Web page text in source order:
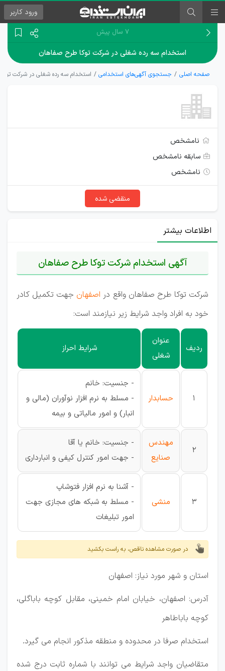
ورود کاربر
۷ سال پیش
استخدام سه رده شغلی در شرکت توکا طرح صفاهان
صفحه اصلی جستجوی آگهی‌های استخدامی استخدام سه رده شغلی در شرکت
نامشخص
سابقه نامشخص
نامشخص
منقضی شده
اطلاعات بیشتر
آگهی استخدام شرکت توکا طرح صفاهان
شرکت توکا طرح صفاهان واقع در اصفهان جهت تکمیل کادر
خود به افراد واجد شرایط زیر نیازمند است:
ردیف
عنوان
شغلی
شرایط احراز
1 حسابدار
- جنسیت: خانم
- مسلط به نرم افزار نوآوران (مالی و
انبار) و امور مالیاتی و بیمه
2
مهندس
صنایع
- جنسیت: خانم یا آقا
- جهت امور کنترل کیفی و انبارداری
3 منشی
- آشنا به نرم افزار فتوشاپ
- مسلط به شبکه های مجازی جهت
امور تبلیغات
در صورت مشاهده ناقص، به راست بکشید
استان و شهر مورد نیاز: اصفهان
آدرس: اصفهان، خیابان امام خمینی، مقابل کوچه باباگلی،
کوچه باباطاهر
استخدام صرفا در محدوده و منطقه مذکور انجام می گیرد.
متقاضیان واجد شرایط می توانند با شماره ثابت درج شده